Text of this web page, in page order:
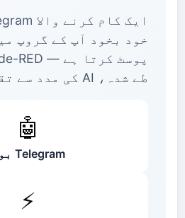
خود بخود آپ کے گروپ
طے شدہ، AI کی مدد سے تقویت یافتہ!
🤖
Telegram بوٹ
⚡